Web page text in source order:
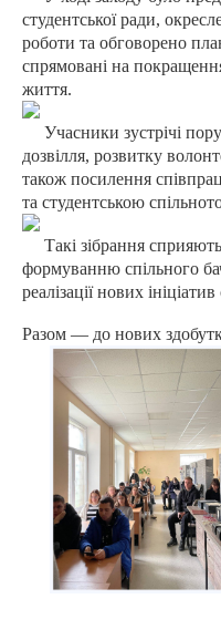
студентської ради,
роботи та обговорено
спрямовані на
життя.
Учасники зустрічі
дозвілля, розвитку
також посилення
та студентською
Такі зібрання
формуванню спільного
реалізації нових
Разом — до нових